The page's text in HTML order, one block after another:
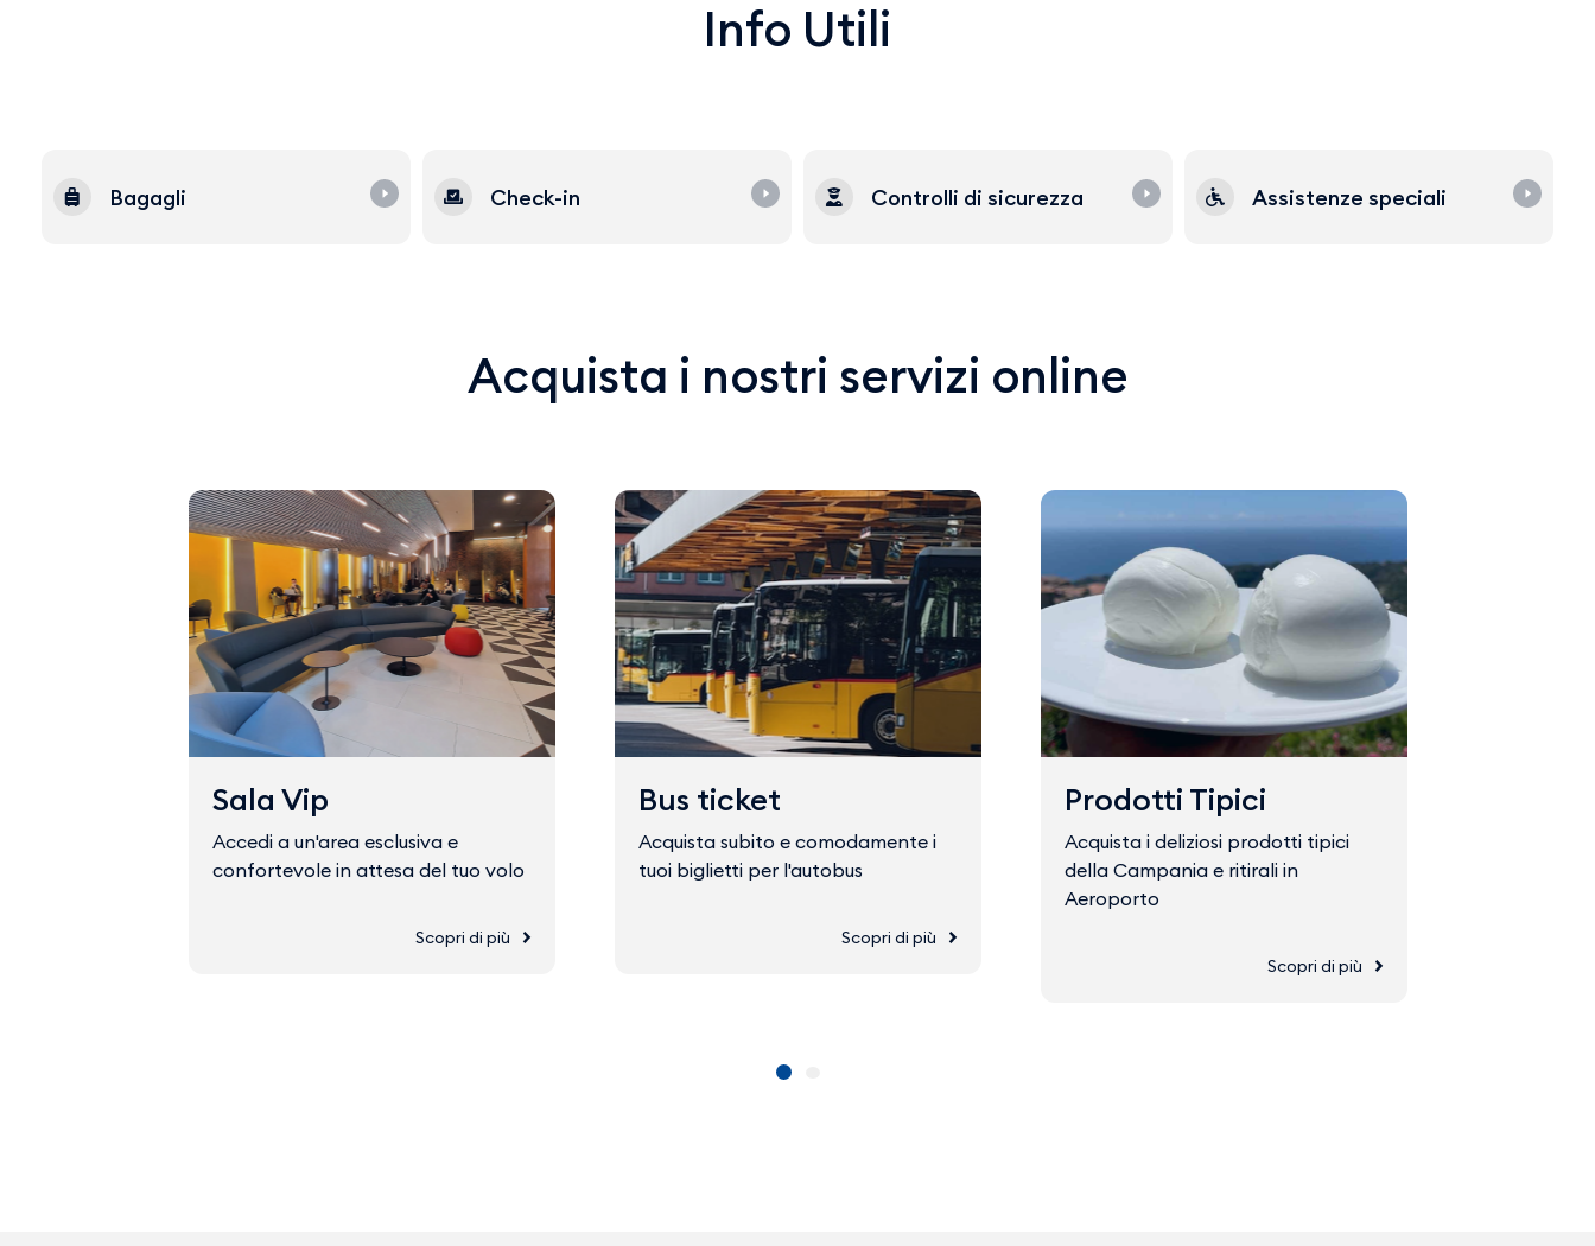
Info Utili
Bagagli Check-in Controlli di sicurezza Assistenze speciali
Acquista i nostri servizi online
Sala Vip
Accedi a un'area esclusiva e
confortevole in attesa del tuo volo
Scopri di più
Bus ticket
Acquista subito e comodamente i
tuoi biglietti per l'autobus
Scopri di più
Prodotti Tipici
Acquista i deliziosi prodotti tipici
della Campania e ritirali in
Aeroporto
Scopri di più